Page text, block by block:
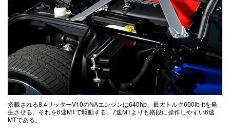
搭載される8.4リッターV10のNAエンジンは640hp、最大トルク600lb-ftを発
生させる。それを6速MTで駆動する。7速MTよりも格段に操作しやすい6速
MTである。